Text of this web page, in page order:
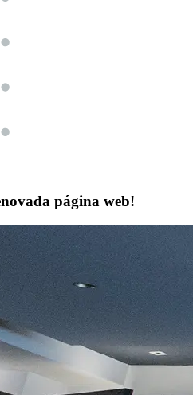
página web!